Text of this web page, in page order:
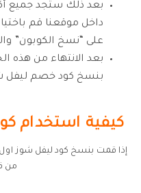
بعد ذلك ستجد جميع
داخل موقعنا قم
على “نسخ الكوبون”
بعد الانتهاء من هذه
بنسخ كود خصم ليفل
كيفية استخدام
إذا قمت بنسخ كود ليفل شوز
من